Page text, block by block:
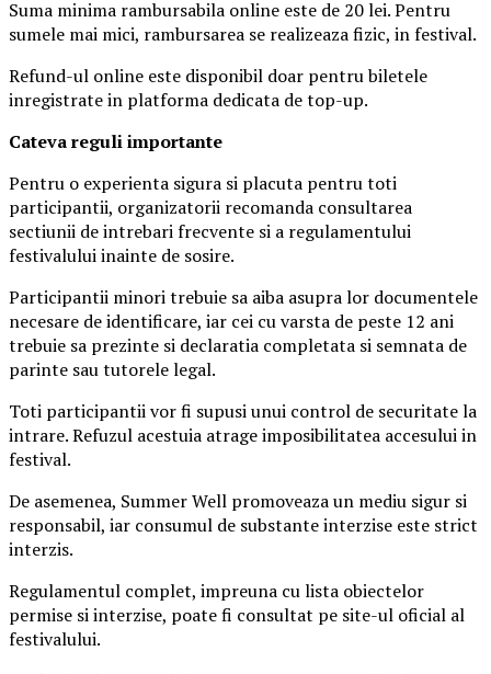
Suma minima rambursabila online este de 20 lei. Pentru
sumele mai mici, rambursarea se realizeaza fizic, in festival.
Refund-ul online este disponibil doar pentru biletele
inregistrate in platforma dedicata de top-up.
Cateva reguli importante
Pentru o experienta sigura si placuta pentru toti
participantii, organizatorii recomanda consultarea
sectiunii de intrebari frecvente si a regulamentului
festivalului inainte de sosire.
Participantii minori trebuie sa aiba asupra lor documentele
necesare de identificare, iar cei cu varsta de peste 12 ani
trebuie sa prezinte si declaratia completata si semnata de
parinte sau tutorele legal.
Toti participantii vor fi supusi unui control de securitate la
intrare. Refuzul acestuia atrage imposibilitatea accesului in
festival.
De asemenea, Summer Well promoveaza un mediu sigur si
responsabil, iar consumul de substante interzise este strict
interzis.
Regulamentul complet, impreuna cu lista obiectelor
permise si interzise, poate fi consultat pe site-ul oficial al
festivalului.